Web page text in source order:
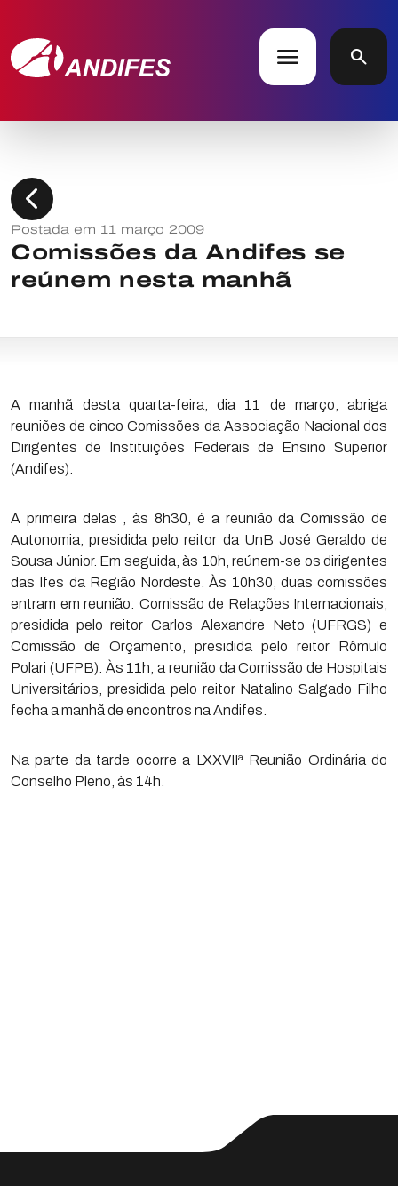
menu search
chevron_left
Postada em 11 março 2009
Comissões da Andifes se
reúnem nesta manhã
A manhã desta quarta-feira, dia 11 de março, abriga
reuniões de cinco Comissões da Associação Nacional dos
Dirigentes de Instituições Federais de Ensino Superior
(Andifes).
A primeira delas , às 8h30, é a reunião da Comissão de
Autonomia, presidida pelo reitor da UnB José Geraldo de
Sousa Júnior. Em seguida, às 10h, reúnem-se os dirigentes
das Ifes da Região Nordeste. Às 10h30, duas comissões
entram em reunião: Comissão de Relações Internacionais,
presidida pelo reitor Carlos Alexandre Neto (UFRGS) e
Comissão de Orçamento, presidida pelo reitor Rômulo
Polari (UFPB). Às 11h, a reunião da Comissão de Hospitais
Universitários, presidida pelo reitor Natalino Salgado Filho
fecha a manhã de encontros na Andifes.
Na parte da tarde ocorre a LXXVIIª Reunião Ordinária do
Conselho Pleno, às 14h.